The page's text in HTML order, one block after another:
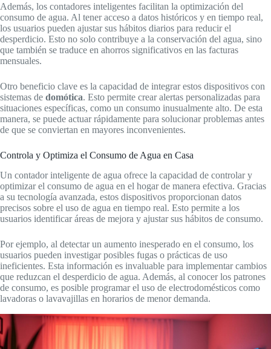
Además, los contadores inteligentes facilitan la optimización del
consumo de agua. Al tener acceso a datos históricos y en tiempo real,
los usuarios pueden ajustar sus hábitos diarios para reducir el
desperdicio. Esto no solo contribuye a la conservación del agua, sino
que también se traduce en ahorros significativos en las facturas
mensuales.
Otro beneficio clave es la capacidad de integrar estos dispositivos con
sistemas de domótica. Esto permite crear alertas personalizadas para
situaciones específicas, como un consumo inusualmente alto. De esta
manera, se puede actuar rápidamente para solucionar problemas antes
de que se conviertan en mayores inconvenientes.
Controla y Optimiza el Consumo de Agua en Casa
Un contador inteligente de agua ofrece la capacidad de controlar y
optimizar el consumo de agua en el hogar de manera efectiva. Gracias
a su tecnología avanzada, estos dispositivos proporcionan datos
precisos sobre el uso de agua en tiempo real. Esto permite a los
usuarios identificar áreas de mejora y ajustar sus hábitos de consumo.
Por ejemplo, al detectar un aumento inesperado en el consumo, los
usuarios pueden investigar posibles fugas o prácticas de uso
ineficientes. Esta información es invaluable para implementar cambios
que reduzcan el desperdicio de agua. Además, al conocer los patrones
de consumo, es posible programar el uso de electrodomésticos como
lavadoras o lavavajillas en horarios de menor demanda.